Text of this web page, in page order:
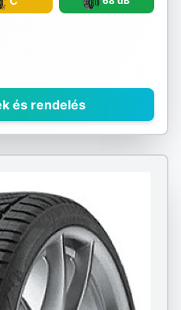
és rendelés